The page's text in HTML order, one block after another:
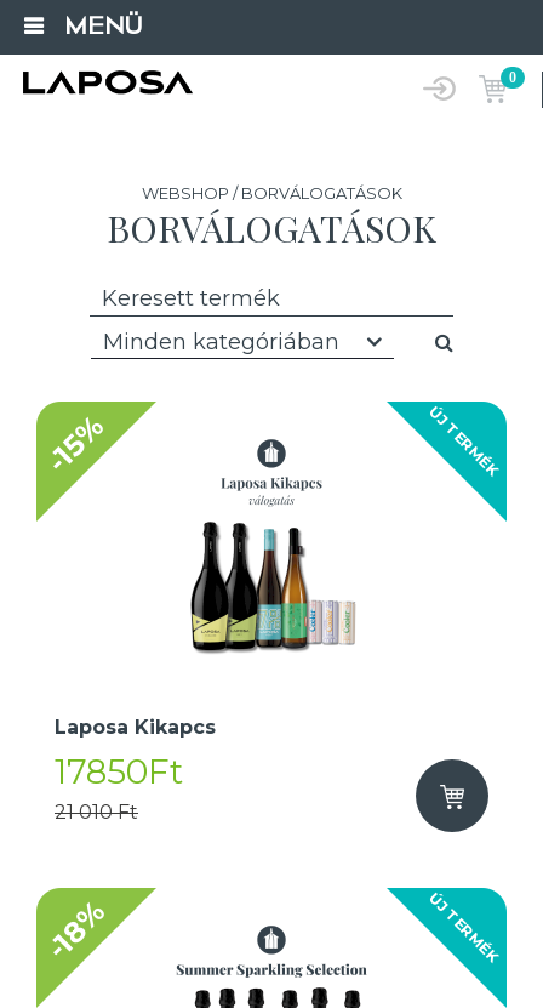
MENÜ
0
WEBSHOP / BORVÁLOGATÁSOK
BORVÁLOGATÁSOK
Minden kategóriában
ÚJ TERMÉK
-15%
Laposa Kikapcs
17850Ft
21 010 Ft
ÚJ TERMÉK
-18%